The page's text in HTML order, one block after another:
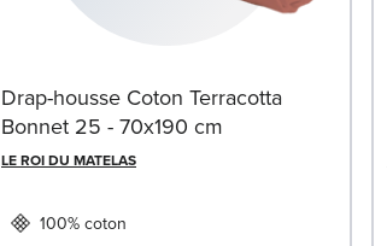
Drap-housse Coton Terracotta
Bonnet 25 - 70x190 cm
LE ROI DU MATELAS
100% coton